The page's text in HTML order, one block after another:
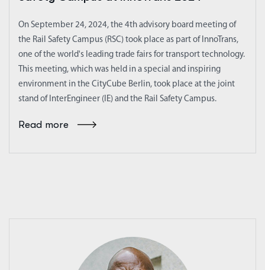
On September 24, 2024, the 4th advisory board meeting of
the Rail Safety Campus (RSC) took place as part of InnoTrans,
one of the world's leading trade fairs for transport technology.
This meeting, which was held in a special and inspiring
environment in the CityCube Berlin, took place at the joint
stand of InterEngineer (IE) and the Rail Safety Campus.
Read more